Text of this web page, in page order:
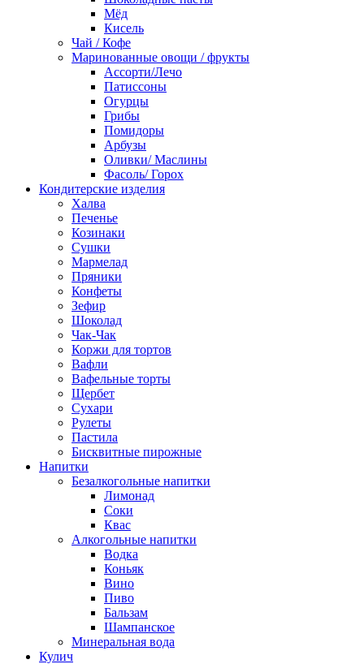
Мёд
Кисель
Чай / Кофе
Маринованные овощи / фрукты
Ассорти/Лечо
Патиссоны
Огурцы
Грибы
Помидоры
Арбузы
Оливки/ Маслины
Фасоль/ Горох
Кондитерские изделия
Халва
Печенье
Козинаки
Сушки
Мармелад
Пряники
Конфеты
Зефир
Шоколад
Чак-Чак
Коржи для тортов
Вафли
Вафельные торты
Щербет
Сухари
Рулеты
Пастила
Бисквитные пирожные
Напитки
Безалкогольные напитки
Лимонад
Соки
Квас
Алкогольные напитки
Водка
Коньяк
Вино
Пиво
Бальзам
Шампанское
Минеральная вода
Кулич